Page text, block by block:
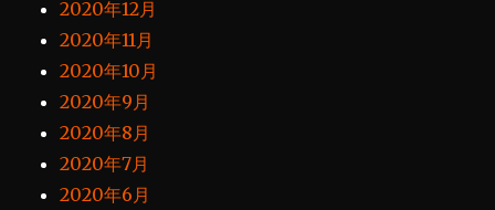
2020年12月
2020年11月
2020年10月
2020年9月
2020年8月
2020年7月
2020年6月